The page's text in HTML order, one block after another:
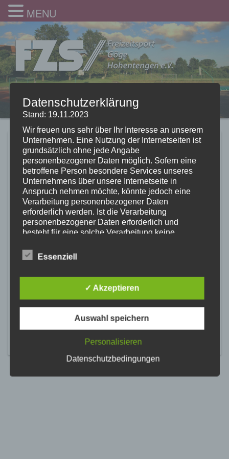
SoFe24_24
10.09.2024
MENU
Datenschutzerklärung
Stand: 19.11.2023
Wir freuen uns sehr über Ihr Interesse an unserem
Unternehmen. Eine Nutzung der Internetseiten ist
grundsätzlich ohne jede Angabe
personenbezogener Daten möglich. Sofern eine
betroffene Person besondere Services unseres
Unternehmens über unsere Internetseite in
Anspruch nehmen möchte, könnte jedoch eine
Verarbeitung personenbezogener Daten
erforderlich werden. Ist die Verarbeitung
personenbezogener Daten erforderlich und
besteht für eine solche Verarbeitung keine
Einwilligung der betroffenen Person ein.
beispielsweise des Namens, der Anschrift, E-Mail-
Adresse oder Telefonnummer einer betroffenen
Person, erfolgt stets im Einklang mit der
Datenschutz-Grundverordnung und in
Übereinstimmung mit den für uns geltenden
landesspezifischen Datenschutzbestimmungen.
Mittels dieser Datenschutzerklärung möchte unser
und Zweck der von uns erhobenen, genutzten und
Essenziell
✓ Akzeptieren
Auswahl speichern
Personalisieren
Datenschutzbedingungen